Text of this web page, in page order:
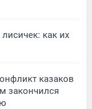
как их
казаков
закончился